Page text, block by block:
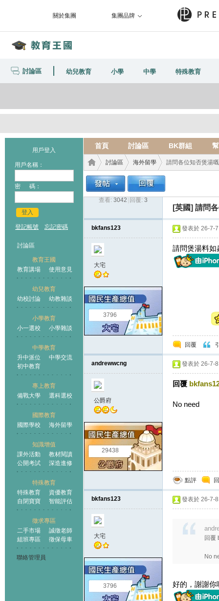
關於集團 集團品牌
討論區 幼兒教育 小學 中學 特殊教育
用戶登入
用戶名稱：
密 碼：
登入
登記帳號 忘記密碼
討論區
教育王國
教育講場
使用意見
幼兒教育
幼校討論
幼教雜談
小學教育
小一選校
小學雜談
中學教育
升中派位
中學交流
初中教育
專上教育
備戰大學
選科選校
國際教育
國際學校
海外留學
知識增值
課外活動
教材閱讀
公開考試
深造進修
特殊教育
特殊教育
資優教育
自閉寶寶
智能評估
徵求專區
二手市場
誠徵老師
組班專區
徵保母車
聯絡管理員
首頁 討論區 BK群組
王國
討論區
›
海外留學 請問各位知否煲湯
查看: 3042 回覆: 3
[英國] 請問
bkfans123
大宅
3796
發表於 26-7-
請問煲湯料如
回覆
andrewwcng
公爵府
29438
發表於 26-7-
回覆
No need
點評
bkfans123
大宅
3796
發表於 26-7-
回覆
No
好的，謝謝你